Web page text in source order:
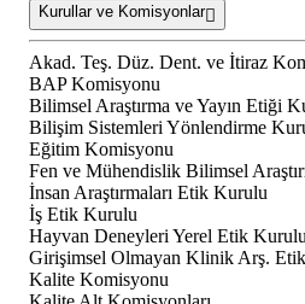
Kurullar ve Komisyonlar
Akad. Teş. Düz. Dent. ve İtiraz
BAP Komisyonu
Bilimsel Araştırma ve Yayın Etiği
Bilişim Sistemleri Yönlendirme
Eğitim Komisyonu
Fen ve Mühendislik Bilimsel
İnsan Araştırmaları Etik Kurulu
İş Etik Kurulu
Hayvan Deneyleri Yerel Etik Kurulu
Girişimsel Olmayan Klinik Arş.
Kalite Komisyonu